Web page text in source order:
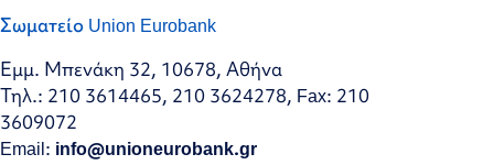
Σωματείο Union Eurobank
Εμμ. Μπενάκη 32, 10678, Αθήνα
Τηλ.: 210 3614465, 210 3624278, Fax: 210
3609072
Email: info@unioneurobank.gr